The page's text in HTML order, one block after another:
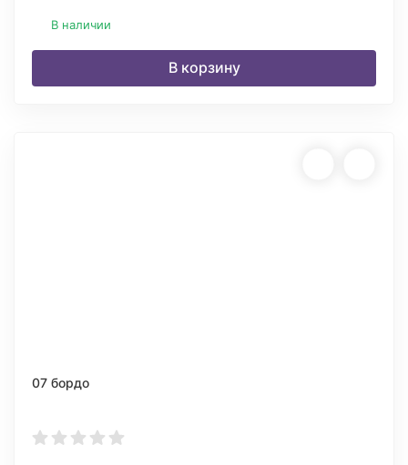
В наличии
В корзину
07 бордо